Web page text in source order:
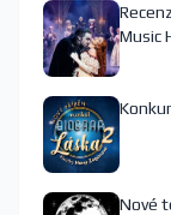
Music
Nové